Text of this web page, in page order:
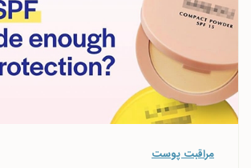
مراقبت پوست